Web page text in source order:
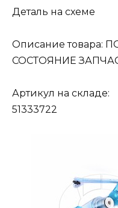
Деталь на схеме
Описание товара:
СОСТОЯНИЕ
Артикул на складе:
51333722